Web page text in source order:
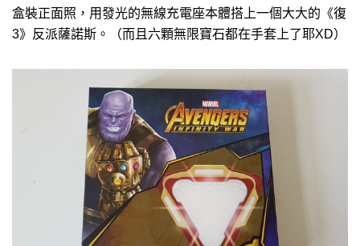
盒裝正面照，用發光的無線充電座本體搭上一個大大的《復
3》反派薩諾斯。（而且六顆無限寶石都在手套上了耶XD）